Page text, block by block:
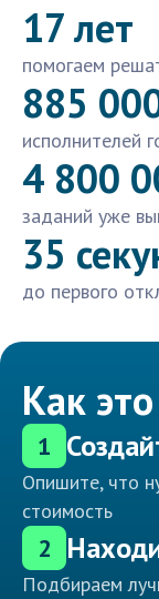
17 лет
помогаем
885
исполнителей
4 800
заданий уже
35
до первого
Как
1
Опишите, что
стоимость
2
Подбираем